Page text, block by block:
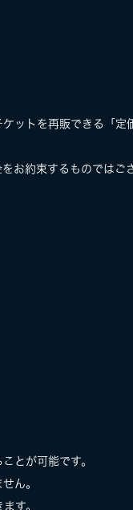
ットを再販できる「定
お約束するものではご
とが可能です。
ん。
す。